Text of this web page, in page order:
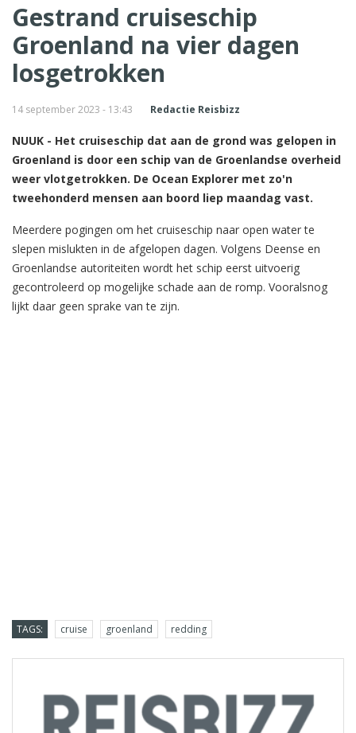
Gestrand cruiseschip
Groenland na vier dagen
losgetrokken
14 september 2023 - 13:43 Redactie Reisbizz
NUUK - Het cruiseschip dat aan de grond was gelopen in
Groenland is door een schip van de Groenlandse overheid
weer vlotgetrokken. De Ocean Explorer met zo'n
tweehonderd mensen aan boord liep maandag vast.
Meerdere pogingen om het cruiseschip naar open water te
slepen mislukten in de afgelopen dagen. Volgens Deense en
Groenlandse autoriteiten wordt het schip eerst uitvoerig
gecontroleerd op mogelijke schade aan de romp. Vooralsnog
lijkt daar geen sprake van te zijn.
TAGS: cruise groenland redding